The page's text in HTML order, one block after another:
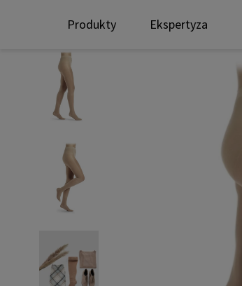
Produkty Ekspertyza